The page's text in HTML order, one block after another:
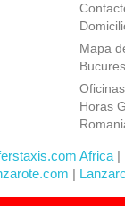
Mapa
Horas
Africa|
|